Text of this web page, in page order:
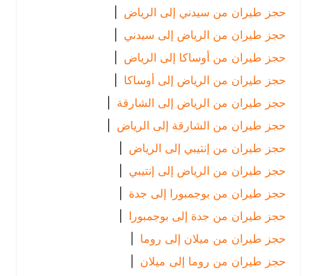
حجز طيران من سيدني إلى الرياض
|
حجز طيران من الرياض إلى سيدني |
حجز طيران من أوساكا إلى الرياض
|
حجز طيران من الرياض إلى أوساكا |
حجز طيران من الرياض إلى الشارقة |
حجز طيران من الشارقة إلى الرياض
|
حجز طيران من إنتيبي إلى الرياض
|
حجز طيران من الرياض إلى إنتيبي |
حجز طيران من بوجمبورا إلى جدة
حجز طيران من جدة إلى بوجمبورا |
حجز طيران من ميلان إلى روما
|
حجز طيران من روما إلى ميلان |